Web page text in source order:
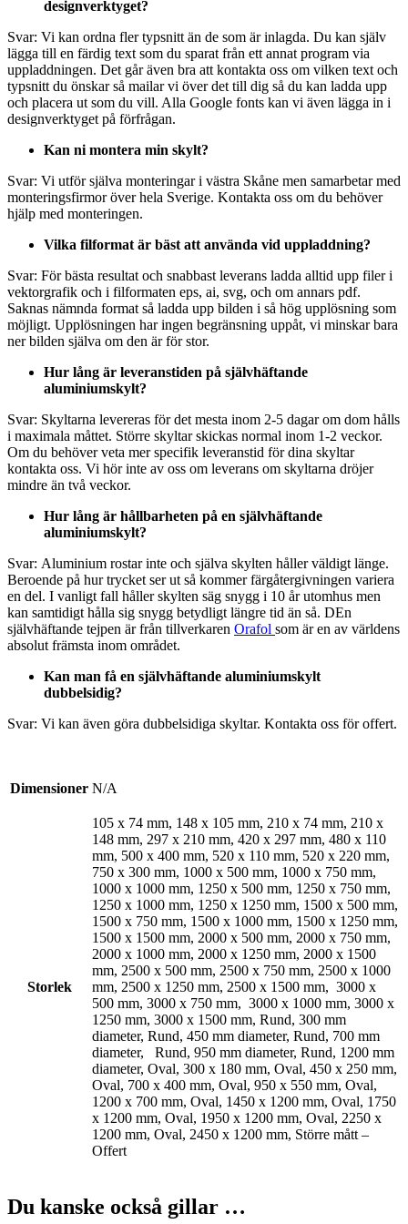
designverktyget?
Svar: Vi kan ordna fler typsnitt än de som är inlagda. Du kan själv
lägga till en färdig text som du sparat från ett annat program via
uppladdningen. Det går även bra att kontakta oss om vilken text och
typsnitt du önskar så mailar vi över det till dig så du kan ladda upp
och placera ut som du vill. Alla Google fonts kan vi även lägga in i
designverktyget på förfrågan.
Kan ni montera min skylt?
Svar: Vi utför själva monteringar i västra Skåne men samarbetar med
monteringsfirmor över hela Sverige. Kontakta oss om du behöver
hjälp med monteringen.
Vilka filformat är bäst att använda vid uppladdning?
Svar: För bästa resultat och snabbast leverans ladda alltid upp filer i
vektorgrafik och i filformaten eps, ai, svg, och om annars pdf.
Saknas nämnda format så ladda upp bilden i så hög upplösning som
möjligt. Upplösningen har ingen begränsning uppåt, vi minskar bara
ner bilden själva om den är för stor.
Hur lång är leveranstiden på självhäftande
aluminiumskylt?
Svar: Skyltarna levereras för det mesta inom 2-5 dagar om dom hålls
i maximala måttet. Större skyltar skickas normal inom 1-2 veckor.
Om du behöver veta mer specifik leveranstid för dina skyltar
kontakta oss. Vi hör inte av oss om leverans om skyltarna dröjer
mindre än två veckor.
Hur lång är hållbarheten på en självhäftande
aluminiumskylt?
Svar: Aluminium rostar inte och själva skylten håller väldigt länge.
Beroende på hur trycket ser ut så kommer färgåtergivningen variera
en del. I vanligt fall håller skylten säg snygg i 10 år utomhus men
kan samtidigt hålla sig snygg betydligt längre tid än så. DEn
självhäftande tejpen är från tillverkaren Orafol som är en av världens
absolut främsta inom området.
Kan man få en självhäftande aluminiumskylt
dubbelsidig?
Svar: Vi kan även göra dubbelsidiga skyltar. Kontakta oss för offert.
Dimensioner N/A
Storlek
105 x 74 mm, 148 x 105 mm, 210 x 74 mm, 210 x
148 mm, 297 x 210 mm, 420 x 297 mm, 480 x 110
mm, 500 x 400 mm, 520 x 110 mm, 520 x 220 mm,
750 x 300 mm, 1000 x 500 mm, 1000 x 750 mm,
1000 x 1000 mm, 1250 x 500 mm, 1250 x 750 mm,
1250 x 1000 mm, 1250 x 1250 mm, 1500 x 500 mm,
1500 x 750 mm, 1500 x 1000 mm, 1500 x 1250 mm,
1500 x 1500 mm, 2000 x 500 mm, 2000 x 750 mm,
2000 x 1000 mm, 2000 x 1250 mm, 2000 x 1500
mm, 2500 x 500 mm, 2500 x 750 mm, 2500 x 1000
mm, 2500 x 1250 mm, 2500 x 1500 mm, 3000 x
500 mm, 3000 x 750 mm, 3000 x 1000 mm, 3000 x
1250 mm, 3000 x 1500 mm, Rund, 300 mm
diameter, Rund, 450 mm diameter, Rund, 700 mm
diameter, Rund, 950 mm diameter, Rund, 1200 mm
diameter, Oval, 300 x 180 mm, Oval, 450 x 250 mm,
Oval, 700 x 400 mm, Oval, 950 x 550 mm, Oval,
1200 x 700 mm, Oval, 1450 x 1200 mm, Oval, 1750
x 1200 mm, Oval, 1950 x 1200 mm, Oval, 2250 x
1200 mm, Oval, 2450 x 1200 mm, Större mått –
Offert
Du kanske också gillar …